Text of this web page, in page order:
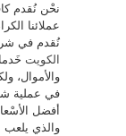
نحْن نُقدم
عملائنا
نُقدم في
الكويت
والأموال،
في عملية
أفضل
والذي يلعب